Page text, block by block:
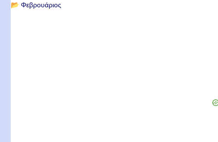
📂 Φεβρουάριος